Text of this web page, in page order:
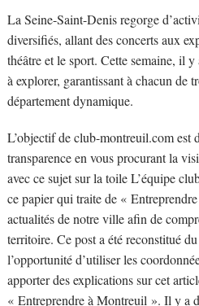
La Seine-Saint-Denis regorge
diversifiés, allant des concerts aux
théâtre et le sport. Cette semaine, il
à explorer, garantissant à chacun de
département dynamique.
L’objectif de club-montreuil.com est
transparence en vous procurant la
avec ce sujet sur la toile L’équipe
ce papier qui traite de «
actualités de notre ville afin de
territoire. Ce post a été reconstitué
l’opportunité d’utiliser les
apporter des explications sur cet
« Entreprendre à Montreuil ». Il y a